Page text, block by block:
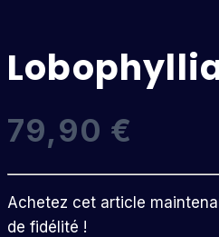
79,90 €
Achetez cet article
de fidélité !